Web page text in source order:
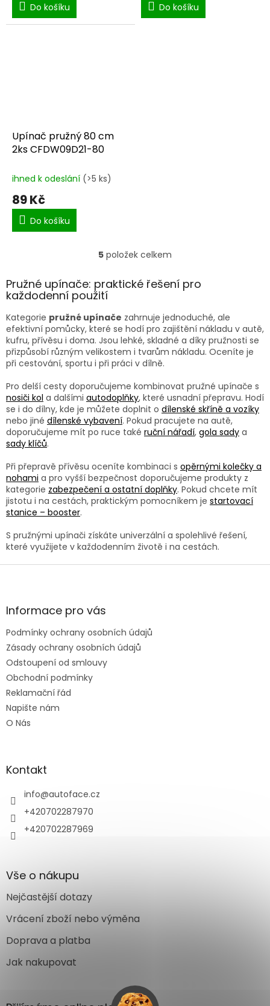
Do košíku Do košíku
Upínač pružný 80 cm
2ks CFDW09D21-80
ihned k odeslání (>5 ks)
89 Kč
Do košíku
O
l
a
c
í
p
r
k
y
v
ý
p
u
5 položek celkem
Pružné upínače: praktické řešení pro
každodenní použití
Kategorie pružné upínače zahrnuje jednoduché, ale
efektivní pomůcky, které se hodí pro zajištění nákladu v autě,
kufru, přívěsu i doma. Jsou lehké, skladné a díky pružnosti se
přizpůsobí různým velikostem i tvarům nákladu. Oceníte je
při cestování, sportu i při práci v dílně.
Pro delší cesty doporučujeme kombinovat pružné upínače s
nosiči kol a dalšími autodoplňky, které usnadní přepravu. Hodí
se i do dílny, kde je můžete doplnit o dílenské skříně a vozíky
nebo jiné dílenské vybavení. Pokud pracujete na autě,
doporučujeme mít po ruce také ruční nářadí, gola sady a
sady klíčů.
Při přepravě přívěsu oceníte kombinaci s opěrnými kolečky a
nohami a pro vyšší bezpečnost doporučujeme produkty z
kategorie zabezpečení a ostatní doplňky. Pokud chcete mít
jistotu i na cestách, praktickým pomocníkem je startovací
stanice – booster.
S pružnými upínači získáte univerzální a spolehlivé řešení,
které využijete v každodenním životě i na cestách.
Z
aInformace pro vás
Podmínky ochrany osobních údajů
Zásady ochrany osobních údajů
Odstoupení od smlouvy
Obchodní podmínky
Reklamační řád
Napište nám
O Nás
Kontakt
info@autoface.cz
+420702287970
+420702287969
Vše o nákupu
Nejčastější dotazy
Vrácení zboží nebo výměna
Doprava a platba
Jak nakupovat